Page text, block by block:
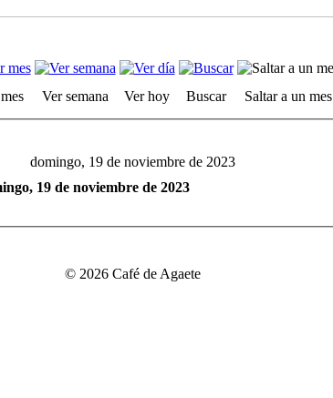
Ver semana Ver hoy Buscar
Saltar a un mes
domingo, 19 de noviembre de 2023
19 de noviembre de 2023
© 2026 Café de Agaete